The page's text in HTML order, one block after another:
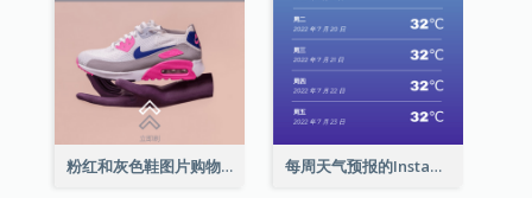
粉红和灰色鞋图片购物中心Instagram限时动态 每周天气预报的Instagram限时动态